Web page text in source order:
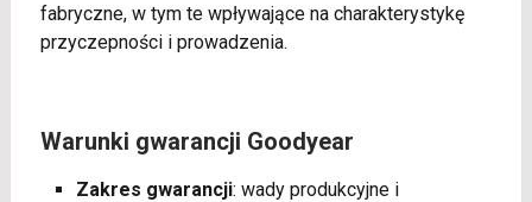
fabryczne, w tym te wpływające na charakterystykę
przyczepności i prowadzenia.
Warunki gwarancji Goodyear
Zakres gwarancji: wady produkcyjne i